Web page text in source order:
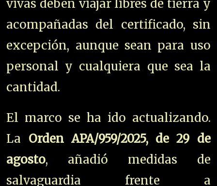
vivas deben viajar libres de tierra y
acompañadas del certificado, sin
excepción, aunque sean para uso
personal y cualquiera que sea la
cantidad.
El marco se ha ido actualizando.
La Orden APA/959/2025, de 29 de
agosto, añadió medidas de
salvaguardia frente a